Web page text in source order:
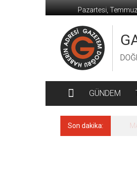
geç
Pazartesi,
GÜNDEM
Son dakika: